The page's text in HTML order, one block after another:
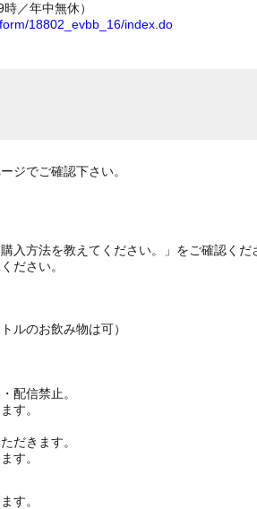
／年中無休）
18802_evbb_16/index.do
ジでご確認下さい。
入方法を教えてください。」をご確認くだ
ださい。
ルのお飲み物は可）
配信禁止。
す。
だきます。
す。
す。